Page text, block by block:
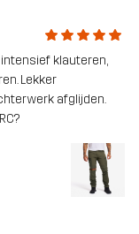
klauteren,
Lekker
afglijden.